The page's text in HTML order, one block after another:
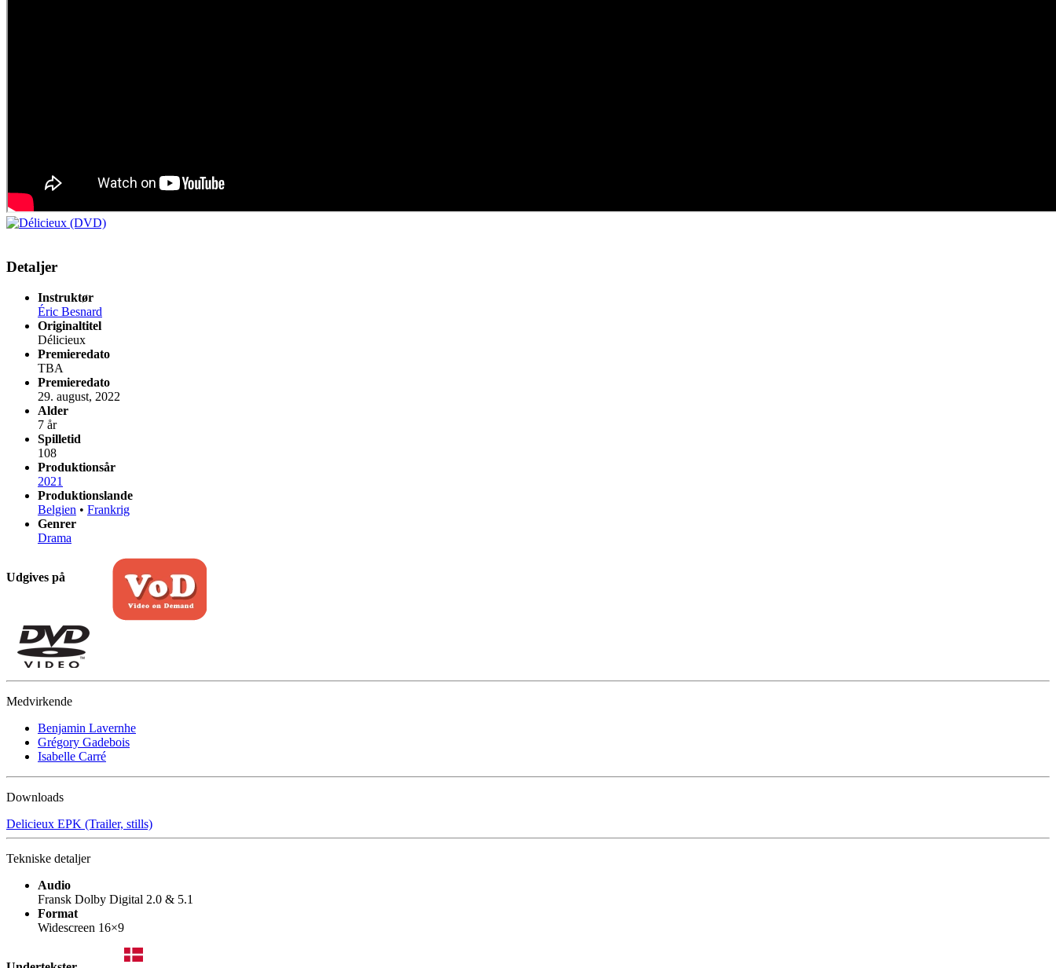
Detaljer
Instruktør
Éric Besnard
Originaltitel
Délicieux
Premieredato
TBA
Premieredato
29. august, 2022
Alder
7 år
Spilletid
108
Produktionsår
2021
Produktionslande
Belgien • Frankrig
Genrer
Drama
Udgives på
Medvirkende
Benjamin Lavernhe
Grégory Gadebois
Isabelle Carré
Downloads
Delicieux EPK (Trailer, stills)
Tekniske detaljer
Audio
Fransk Dolby Digital 2.0 & 5.1
Format
Widescreen 16×9